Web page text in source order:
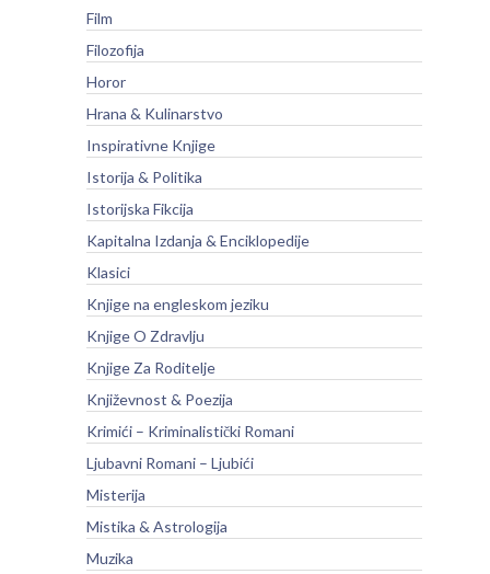
Film
Filozofija
Horor
Hrana & Kulinarstvo
Inspirativne Knjige
Istorija & Politika
Istorijska Fikcija
Kapitalna Izdanja & Enciklopedije
Klasici
Knjige na engleskom jeziku
Knjige O Zdravlju
Knjige Za Roditelje
Književnost & Poezija
Krimići – Kriminalistički Romani
Ljubavni Romani – Ljubići
Misterija
Mistika & Astrologija
Muzika